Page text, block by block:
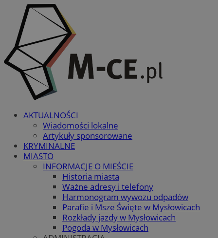
AKTUALNOŚCI
Wiadomości lokalne
Artykuły sponsorowane
KRYMINALNE
MIASTO
INFORMACJE O MIEŚCIE
Historia miasta
Ważne adresy i telefony
Harmonogram wywozu odpadów
Parafie i Msze Święte w Mysłowicach
Rozkłady jazdy w Mysłowicach
Pogoda w Mysłowicach